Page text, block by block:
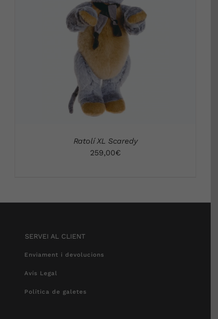
DETALLS
Ratolí XL Scaredy
259,00€
SERVEI AL CLIENT
Enviament i devolucions
Avís Legal
Política de galetes